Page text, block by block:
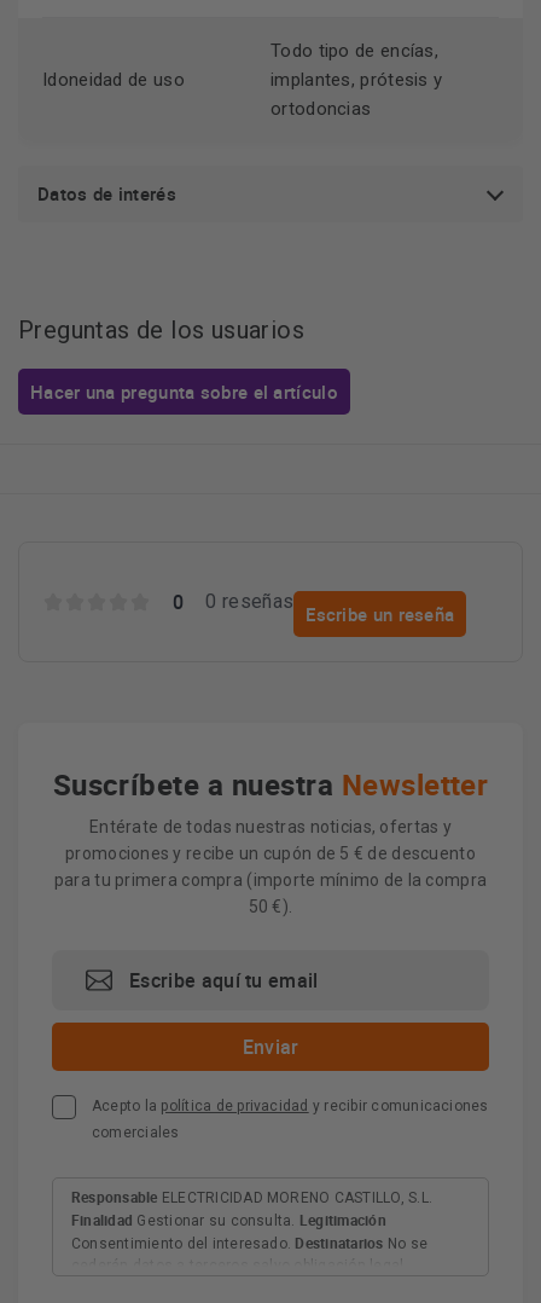
Idoneidad de uso
Todo tipo de encías,
implantes, prótesis y
ortodoncias
Datos de interés
Preguntas de los usuarios
Hacer una pregunta sobre el artículo
0 0 reseñas
Escribe un reseña
Suscríbete a nuestra Newsletter
Entérate de todas nuestras noticias, ofertas y
promociones y recibe un cupón de 5 € de descuento
para tu primera compra (importe mínimo de la compra
50 €).
Acepto la política de privacidad y recibir comunicaciones
comerciales
Responsable ELECTRICIDAD MORENO CASTILLO, S.L.
Finalidad Gestionar su consulta. Legitimación
Consentimiento del interesado. Destinatarios No se